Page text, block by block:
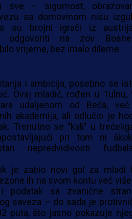
– sigurnost,
sa domovinom nisu
su brojni igrači iz
odgovoriti na zov
vrijeme, bez imalo dileme.
i ambicija, posebno se
Ovaj mladić, rođen u Tulnu,
udaljenom od Beča,
akademija, ali odlučio je
Trenutno se "kali" u
pri tom ni
nepredvidivosti
je zabio novi gol za mladi
ih na svom kontu već
podatak sa zvanične
saveza – do sada je
puta, što jasno pokazuje